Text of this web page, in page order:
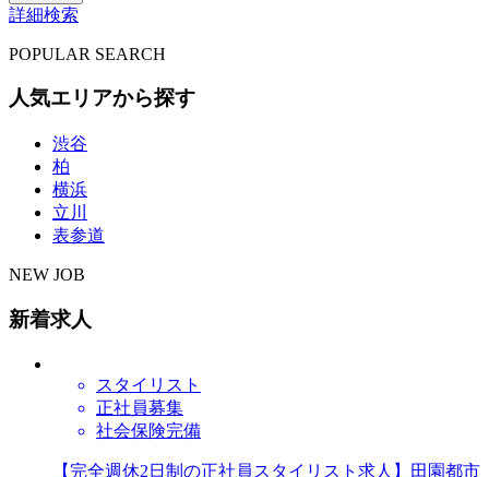
詳細検索
POPULAR SEARCH
人気エリアから探す
渋谷
柏
横浜
立川
表参道
NEW JOB
新着求人
スタイリスト
正社員募集
社会保険完備
【完全週休2日制の正社員スタイリスト求人】田園都市